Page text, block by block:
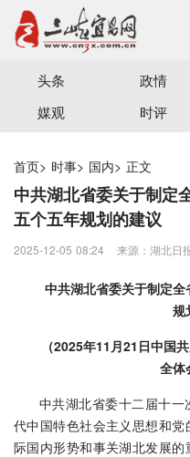
宜昌三峡融媒体中心主办
头条 政情
媒观
时评
首页> 时事> 国内> 正文
中共湖北省委关于制定
五个五年规划的建议
2025-12-05 08:24 来源：湖北日
中共湖北省委关于制定
规
（2025年11月21日中国
全体
中共湖北省委十二届十
代中国特色社会主义思想和
际国内形势和事关湖北发展